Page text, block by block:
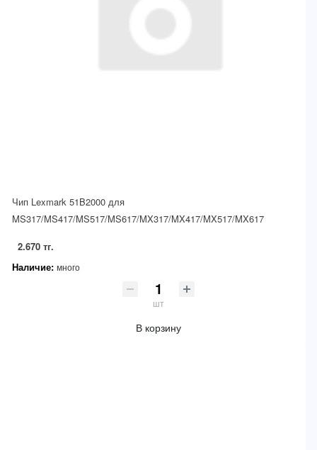
Чип Lexmark 51B2000 для
MS317/MS417/MS517/MS617/MX317/MX417/MX517/MX617
2.670 тг.
Наличие: много
шт
В корзину